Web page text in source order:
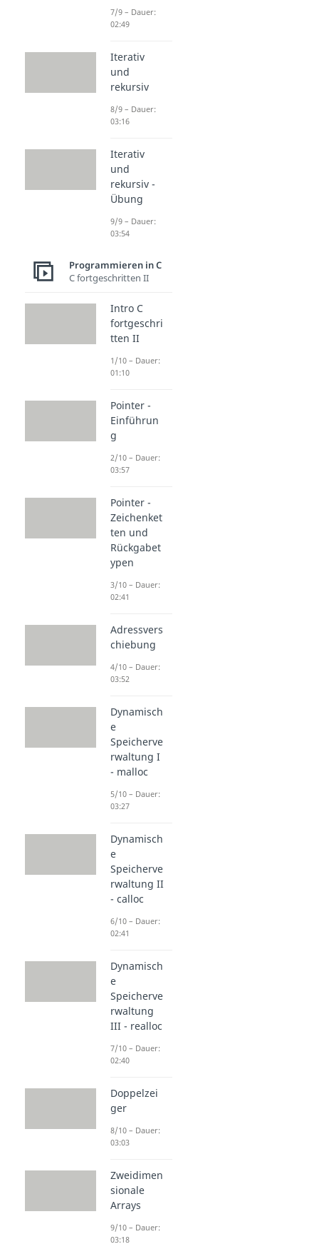
7/9 – Dauer:
02:49
Iterativ
und
rekursiv
8/9 – Dauer:
03:16
Iterativ
und
rekursiv -
Übung
9/9 – Dauer:
03:54
Programmieren in C
C fortgeschritten II
Intro C
fortgeschri
tten II
1/10 – Dauer:
01:10
Pointer -
Einführun
g
2/10 – Dauer:
03:57
Pointer -
Zeichenket
ten und
Rückgabet
ypen
3/10 – Dauer:
02:41
Adressvers
chiebung
4/10 – Dauer:
03:52
Dynamisch
e
Speicherve
rwaltung I
- malloc
5/10 – Dauer:
03:27
Dynamisch
e
Speicherve
rwaltung II
- calloc
6/10 – Dauer:
02:41
Dynamisch
e
Speicherve
rwaltung
III - realloc
7/10 – Dauer:
02:40
Doppelzei
ger
8/10 – Dauer:
03:03
Zweidimen
sionale
Arrays
9/10 – Dauer:
03:18